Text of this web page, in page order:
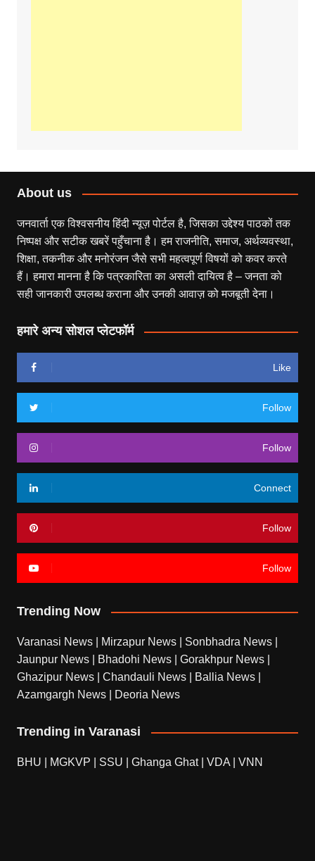
About us
जनवार्ता एक विश्वसनीय हिंदी न्यूज़ पोर्टल है, जिसका उद्देश्य पाठकों तक
निष्पक्ष और सटीक खबरें पहुँचाना है। हम राजनीति, समाज, अर्थव्यवस्था,
शिक्षा, तकनीक और मनोरंजन जैसे सभी महत्वपूर्ण विषयों को कवर करते
हैं। हमारा मानना है कि पत्रकारिता का असली दायित्व है – जनता को
सही जानकारी उपलब्ध कराना और उनकी आवाज़ को मजबूती देना।
हमारे अन्य सोशल प्लेटफॉर्म
Like
Follow
Follow
Connect
Follow
Follow
Trending Now
Varanasi News Mirzapur News Sonbhadra News
Jaunpur News
Bhadohi News Gorakhpur News
Ghazipur News
Chandauli News Ballia News
Azamgargh News
Deoria News
Trending in Varanasi
BHU MGKVP SSU Ghanga Ghat| VDA VNN